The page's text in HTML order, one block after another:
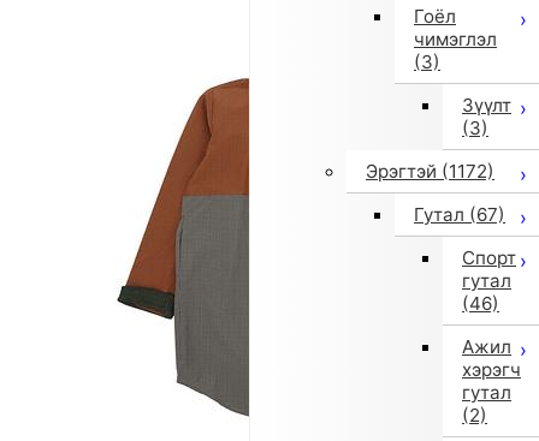
Гоёл
чимэглэл
(3)
Зүүлт
(3)
Эрэгтэй (1172)
Гутал (67)
Спорт
гутал
(46)
Ажил
хэрэгч
гутал
(2)